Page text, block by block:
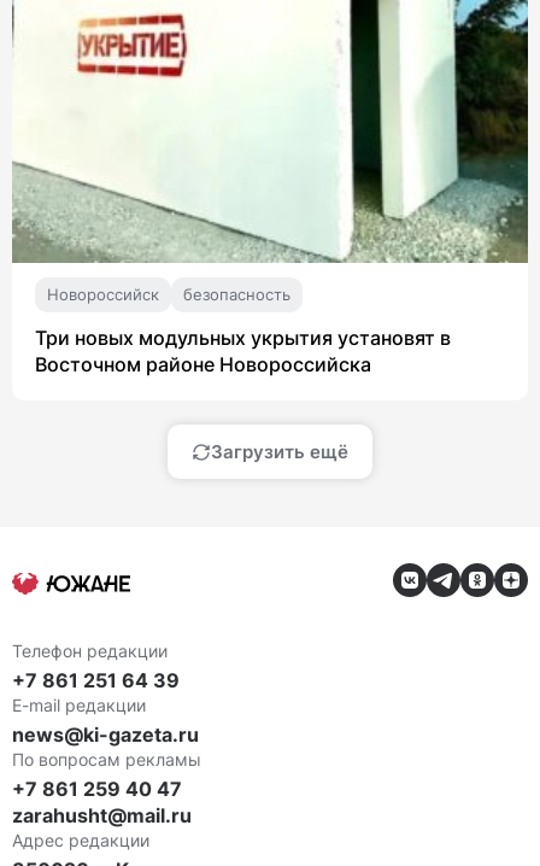
Новороссийск безопасность
Три новых модульных укрытия установят в
Восточном районе Новороссийска
Загрузить ещё
Телефон редакции
+7 861 251 64 39
E-mail редакции
news@ki-gazeta.ru
По вопросам рекламы
+7 861 259 40 47
zarahusht@mail.ru
Адрес редакции